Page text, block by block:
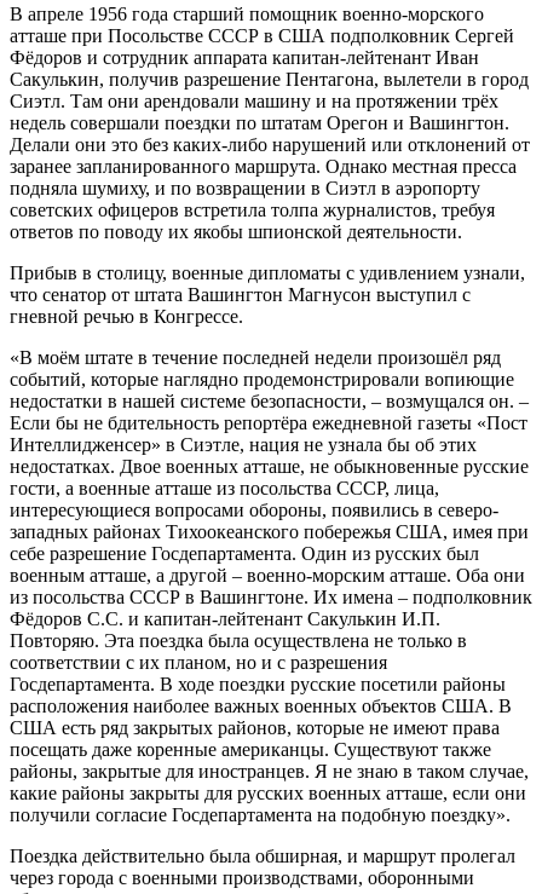
В апреле 1956 года старший помощник военно-морского
атташе при Посольстве СССР в США подполковник Сергей
Фёдоров и сотрудник аппарата капитан-лейтенант Иван
Сакулькин, получив разрешение Пентагона, вылетели в город
Сиэтл. Там они арендовали машину и на протяжении трёх
недель совершали поездки по штатам Орегон и Вашингтон.
Делали они это без каких-либо нарушений или отклонений от
заранее запланированного маршрута. Однако местная пресса
подняла шумиху, и по возвращении в Сиэтл в аэропорту
советских офицеров встретила толпа журналистов, требуя
ответов по поводу их якобы шпионской деятельности.
Прибыв в столицу, военные дипломаты с удивлением узнали,
что сенатор от штата Вашингтон Магнусон выступил с
гневной речью в Конгрессе.
«В моём штате в течение последней недели произошёл ряд
событий, которые наглядно продемонстрировали вопиющие
недостатки в нашей системе безопасности, – возмущался он. –
Если бы не бдительность репортёра ежедневной газеты «Пост
Интеллидженсер» в Сиэтле, нация не узнала бы об этих
недостатках. Двое военных атташе, не обыкновенные русские
гости, а военные атташе из посольства СССР, лица,
интересующиеся вопросами обороны, появились в северо-
западных районах Тихоокеанского побережья США, имея при
себе разрешение Госдепартамента. Один из русских был
военным атташе, а другой – военно-морским атташе. Оба они
из посольства СССР в Вашингтоне. Их имена – подполковник
Фёдоров С.С. и капитан-лейтенант Сакулькин И.П.
Повторяю. Эта поездка была осуществлена не только в
соответствии с их планом, но и с разрешения
Госдепартамента. В ходе поездки русские посетили районы
расположения наиболее важных военных объектов США. В
США есть ряд закрытых районов, которые не имеют права
посещать даже коренные американцы. Существуют также
районы, закрытые для иностранцев. Я не знаю в таком случае,
какие районы закрыты для русских военных атташе, если они
получили согласие Госдепартамента на подобную поездку».
Поездка действительно была обширная, и маршрут пролегал
через города с военными производствами, оборонными